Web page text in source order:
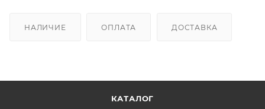
НАЛИЧИЕ ОПЛАТА ДОСТАВКА
КАТАЛОГ